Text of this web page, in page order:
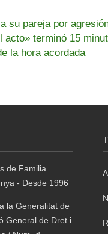
su pareja por
acto» terminó 15
la hora acordada
de Familia
- Desde 1996
la Generalitat de
General de Dret i